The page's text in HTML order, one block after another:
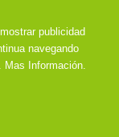
publicidad
navegando
Mas Información.